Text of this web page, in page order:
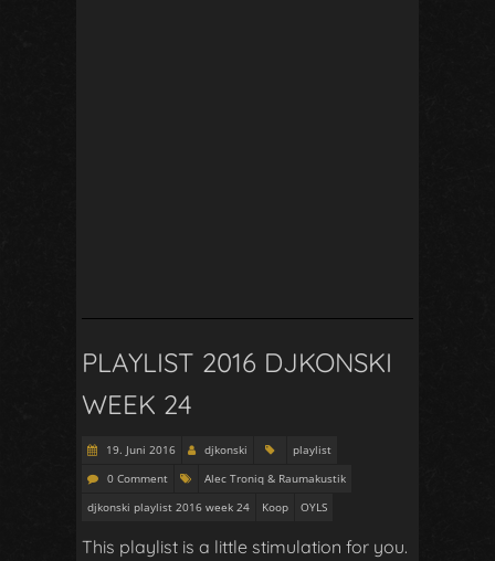
PLAYLIST 2016 DJKONSKI
WEEK 24
19. Juni 2016 djkonski
playlist
0 Comment
Alec Troniq & Raumakustik
djkonski playlist 2016 week 24
Koop OYLS
This playlist is a little stimulation for you.